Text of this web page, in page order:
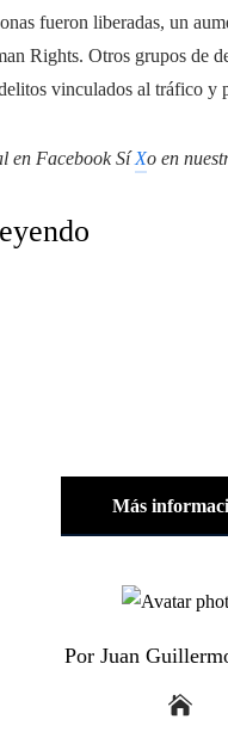
fueron liberadas, un
Rights. Otros grupos de
vinculados al tráfico y
en FacebookSíXo en
Más
Por Juan